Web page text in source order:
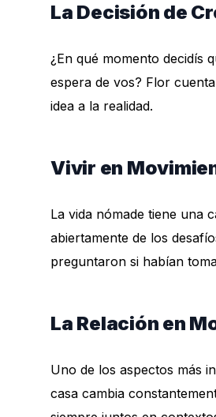
La Decisión de
¿En qué momento decidís
espera de vos? Flor
idea a la realidad.
Vivir en
La vida nómade tiene una
abiertamente de los
preguntaron si habían
La Relación en
Uno de los aspectos más
casa cambia